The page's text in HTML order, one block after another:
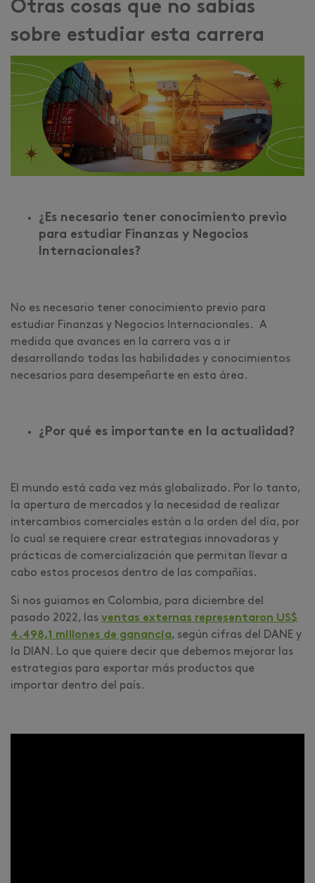
Otras cosas que no sabías
sobre estudiar esta carrera
¿Es necesario tener conocimiento previo
para estudiar Finanzas y Negocios
Internacionales?
No es necesario tener conocimiento previo para
estudiar Finanzas y Negocios Internacionales. A
medida que avances en la carrera vas a ir
desarrollando todas las habilidades y conocimientos
necesarios para desempeñarte en esta área.
¿Por qué es importante en la actualidad?
El mundo está cada vez más globalizado. Por lo tanto,
la apertura de mercados y la necesidad de realizar
intercambios comerciales están a la orden del día, por
lo cual se requiere crear estrategias innovadoras y
prácticas de comercialización que permitan llevar a
cabo estos procesos dentro de las compañías.
Si nos guiamos en Colombia, para diciembre del
pasado 2022, las ventas externas representaron US$
4.498,1 millones de ganancia, según cifras del DANE y
la DIAN. Lo que quiere decir que debemos mejorar las
estrategias para exportar más productos que
importar dentro del país.